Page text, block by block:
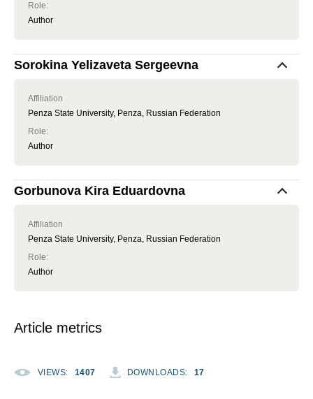
Role:
Author
Sorokina Yelizaveta Sergeevna
Affiliation
Penza State University, Penza, Russian Federation
Role:
Author
Gorbunova Kira Eduardovna
Affiliation
Penza State University, Penza, Russian Federation
Role:
Author
Article metrics
VIEWS: 1407 DOWNLOADS: 17